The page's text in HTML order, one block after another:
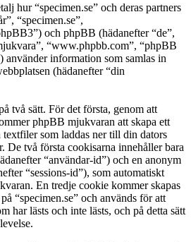
hur “specimen.se” och deras partners
“specimen.se”,
och phpBB (hädanefter “de”,
“www.phpbb.com”, “phpBB
använder information som samlas in
(hädanefter “din
två sätt. För det första, genom att
phpBB mjukvaran att skapa ett
som laddas ner till din dators
De två första cookisarna innehåller bara
“användar-id”) och en anonym
“sessions-id”), som automatiskt
En tredje cookie kommer skapas
“specimen.se” och används för att
har lästs och inte lästs, och på detta sätt